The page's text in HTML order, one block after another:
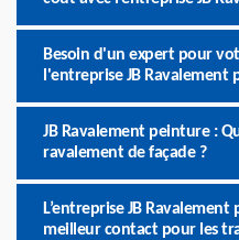
Besoin d'un expert pour
l'entreprise JB Ravalement
JB Ravalement peinture :
ravalement de façade ?
L’entreprise JB
meilleur contact pour les